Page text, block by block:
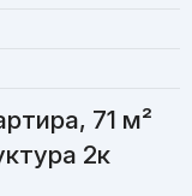
71 м²
2к